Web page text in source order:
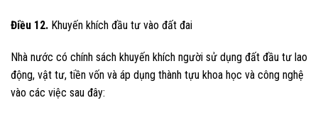
Điều 12. Khuyến khích đầu tư vào đất đai
Nhà nước có chính sách khuyến khích người sử dụng đất đầu tư lao
động, vật tư, tiền vốn và áp dụng thành tựu khoa học và công nghệ
vào các việc sau đây: